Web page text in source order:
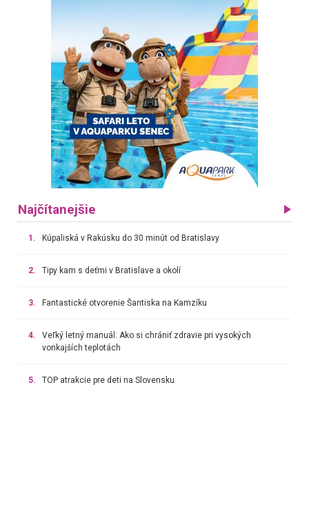
Najčítanejšie
1. Kúpaliská v Rakúsku do 30 minút od Bratislavy
2. Tipy kam s deťmi v Bratislave a okolí
3. Fantastické otvorenie Šantiska na Kamzíku
4.
Veľký letný manuál: Ako si chrániť zdravie pri vysokých
vonkajších teplotách
5. TOP atrakcie pre deti na Slovensku